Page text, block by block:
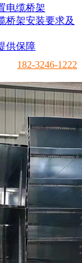
电缆桥架
桥架安装要求及
供保障
182-3246-1222